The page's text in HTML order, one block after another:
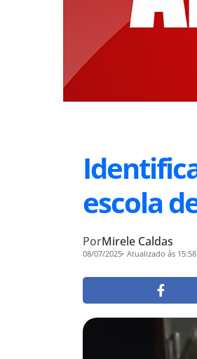
escola
PorMirele Caldas
08/07/2025 Atualizado às 15:58